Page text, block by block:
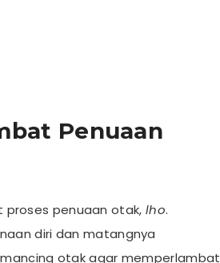
Penuaan
proses penuaan otak, lho.
diri dan matangnya
otak agar memperlambat